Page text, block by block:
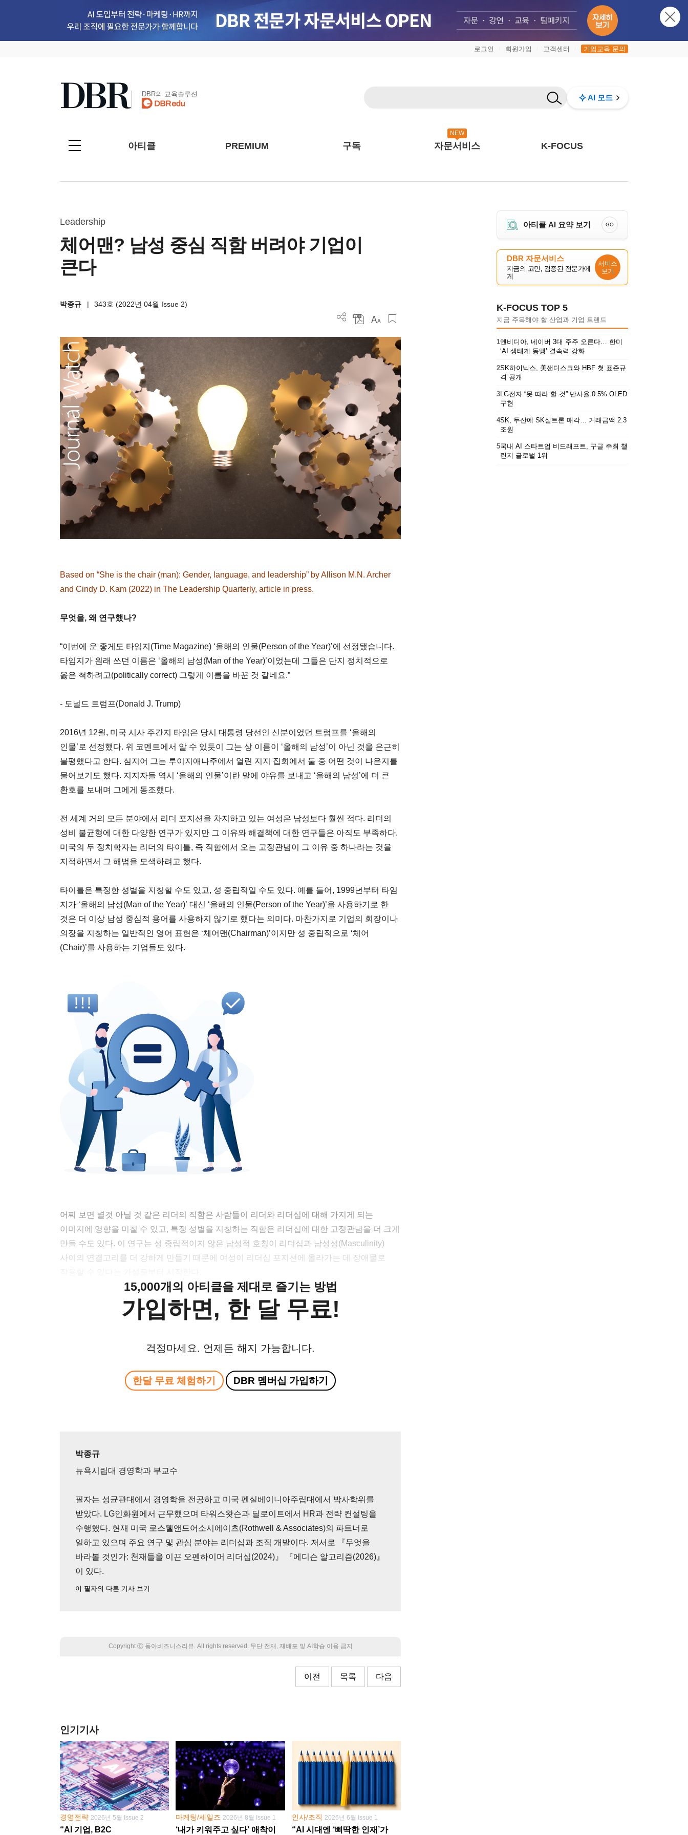
로그인 회원가입 고객센터 기업교육 문의
DBR의 교육솔루션 AI 모드
아티클 PREMIUM 구독
NEW
자문서비스 K-FOCUS
Leadership
체어맨? 남성 중심 직함 버려야 기업이
큰다
박종규 | 343호 (2022년 04월 Issue 2)
Based on “She is the chair (man): Gender, language, and leadership” by Allison M.N. Archer
and Cindy D. Kam (2022) in The Leadership Quarterly, article in press.
무엇을, 왜 연구했나?
“이번에 운 좋게도 타임지(Time Magazine) ‘올해의 인물(Person of the Year)’에 선정됐습니다.
타임지가 원래 쓰던 이름은 ‘올해의 남성(Man of the Year)’이었는데 그들은 단지 정치적으로
옳은 척하려고(politically correct) 그렇게 이름을 바꾼 것 같네요.”
- 도널드 트럼프(Donald J. Trump)
2016년 12월, 미국 시사 주간지 타임은 당시 대통령 당선인 신분이었던 트럼프를 ‘올해의
인물’로 선정했다. 위 코멘트에서 알 수 있듯이 그는 상 이름이 ‘올해의 남성’이 아닌 것을 은근히
불평했다고 한다. 심지어 그는 루이지애나주에서 열린 지지 집회에서 둘 중 어떤 것이 나은지를
물어보기도 했다. 지지자들 역시 ‘올해의 인물’이란 말에 야유를 보내고 ‘올해의 남성’에 더 큰
환호를 보내며 그에게 동조했다.
전 세계 거의 모든 분야에서 리더 포지션을 차지하고 있는 여성은 남성보다 훨씬 적다. 리더의
성비 불균형에 대한 다양한 연구가 있지만 그 이유와 해결책에 대한 연구들은 아직도 부족하다.
미국의 두 정치학자는 리더의 타이틀, 즉 직함에서 오는 고정관념이 그 이유 중 하나라는 것을
지적하면서 그 해법을 모색하려고 했다.
타이틀은 특정한 성별을 지칭할 수도 있고, 성 중립적일 수도 있다. 예를 들어, 1999년부터 타임
지가 ‘올해의 남성(Man of the Year)’ 대신 ‘올해의 인물(Person of the Year)’을 사용하기로 한
것은 더 이상 남성 중심적 용어를 사용하지 않기로 했다는 의미다. 마찬가지로 기업의 회장이나
의장을 지칭하는 일반적인 영어 표현은 ‘체어맨(Chairman)’이지만 성 중립적으로 ‘체어
(Chair)’를 사용하는 기업들도 있다.
어찌 보면 별것 아닐 것 같은 리더의 직함은 사람들이 리더와 리더십에 대해 가지게 되는
이미지에 영향을 미칠 수 있고, 특정 성별을 지칭하는 직함은 리더십에 대한 고정관념을 더 크게
만들 수도 있다. 이 연구는 성 중립적이지 않은 남성적 호칭이 리더십과 남성성(Masculinity)
사이의 연결고리를 더 강하게 만들기 때문에 여성이 리더십 포지션에 올라가는 데 장애물로
15,000개의 아티클을 제대로 즐기는 방법
가입하면, 한 달 무료!
걱정마세요. 언제든 해지 가능합니다.
한달 무료 체험하기 DBR 멤버십 가입하기
박종규
뉴욕시립대 경영학과 부교수
필자는 성균관대에서 경영학을 전공하고 미국 펜실베이니아주립대에서 박사학위를
받았다. LG인화원에서 근무했으며 타워스왓슨과 딜로이트에서 HR과 전략 컨설팅을
수행했다. 현재 미국 로스웰앤드어소시에이츠(Rothwell & Associates)의 파트너로
일하고 있으며 주요 연구 및 관심 분야는 리더십과 조직 개발이다. 저서로 『무엇을
바라볼 것인가: 천재들을 이끈 오펜하이머 리더십(2024)』 『에디슨 알고리즘(2026)』
이 있다.
이 필자의 다른 기사 보기
Copyright Ⓒ 동아비즈니스리뷰. All rights reserved. 무단 전재, 재배포 및 AI학습 이용 금지
이전 목록 다음
인기기사
경영전략 2026년 5월 Issue 2
“AI 기업, B2C
마케팅/세일즈 2026년 8월 Issue 1
‘내가 키워주고 싶다’ 애착이
인사/조직 2026년 6월 Issue 1
“AI 시대엔 ‘삐딱한 인재’가
아티클 AI 요약 보기 GO
DBR 자문서비스
지금의 고민, 검증된 전문가에
게
서비스
보기
K-FOCUS TOP 5
지금 주목해야 할 산업과 기업 트렌드
1엔비디아, 네이버 3대 주주 오른다… 한미
‘AI 생태계 동맹’ 결속력 강화
2SK하이닉스, 美샌디스크와 HBF 첫 표준규
격 공개
3LG전자 “못 따라 할 것” 반사율 0.5% OLED
구현
4SK, 두산에 SK실트론 매각… 거래금액 2.3
조원
5국내 AI 스타트업 비드래프트, 구글 주최 챌
린지 글로벌 1위